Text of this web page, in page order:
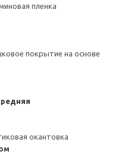
пленка
покрытие на основе
окантовка